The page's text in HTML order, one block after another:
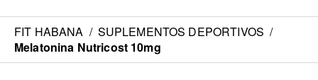
FIT HABANA / SUPLEMENTOS DEPORTIVOS /
Melatonina Nutricost 10mg